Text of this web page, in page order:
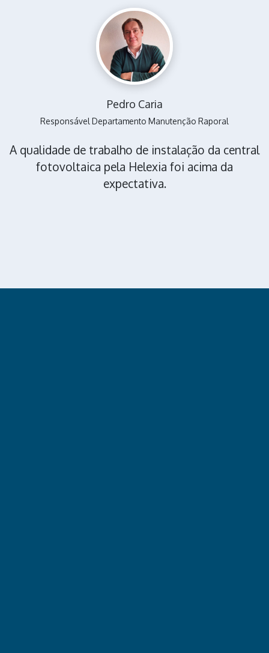
Pedro Caria
Responsável Departamento Manutenção Raporal
A qualidade de trabalho de instalação da central
fotovoltaica pela Helexia foi acima da
expectativa.